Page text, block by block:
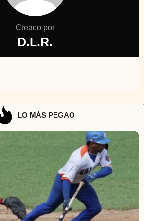
Creado por
D.L.R.
LO MÁS PEGAO